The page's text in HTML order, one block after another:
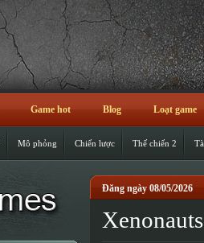
Game hot Blog Loạt game
Mô phỏng Chiến lược Thế chiến 2
Đăng ngày 08/05/2026